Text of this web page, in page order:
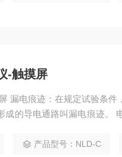
-触摸屏
漏电痕迹：在规定试验条件
成的导电通路叫漏电痕迹。
在几个周期内试样接地端的
产品型号：NLD-C